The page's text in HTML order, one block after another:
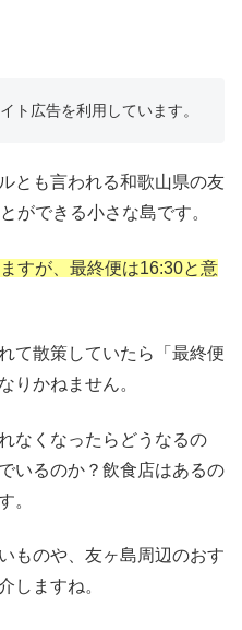
ト広告を利用しています。
とも言われる和歌山県の友
ができる小さな島です。
すが、最終便は16:30と意
て散策していたら「最終便
りかねません。
なくなったらどうなるの
いるのか？飲食店はあるの
。
ものや、友ヶ島周辺のおす
しますね。